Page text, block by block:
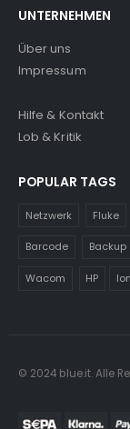
UNTERNEHMEN
Über uns
Impressum
Hilfe & Kontakt
Lob & Kritik
POPULAR TAGS
Netzwerk Fluke
Barcode Backup
Wacom HP
© 2024 blue.it. Alle